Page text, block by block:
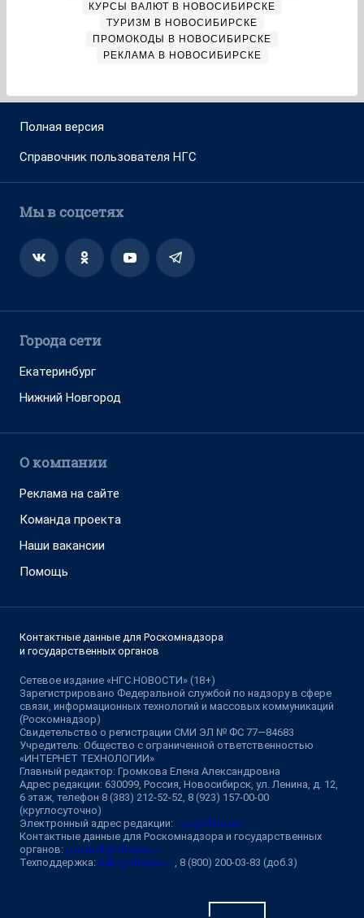
КУРСЫ ВАЛЮТ В НОВОСИБИРСКЕ
ТУРИЗМ В НОВОСИБИРСКЕ
ПРОМОКОДЫ В НОВОСИБИРСКЕ
РЕКЛАМА В НОВОСИБИРСКЕ
Полная версия
Справочник пользователя НГС
Мы в соцсетях
Города сети
Екатеринбург
Нижний Новгород
О компании
Реклама на сайте
Команда проекта
Наши вакансии
Помощь
Контактные данные для Роскомнадзора
и государственных органов
Сетевое издание «НГС.НОВОСТИ» (18+)
Зарегистрировано Федеральной службой по надзору в сфере
связи, информационных технологий и массовых коммуникаций
(Роскомнадзор)
Свидетельство о регистрации СМИ ЭЛ № ФС 77—84683
Учредитель: Общество с ограниченной ответственностью
«ИНТЕРНЕТ ТЕХНОЛОГИИ»
Главный редактор: Громкова Елена Александровна
Адрес редакции: 630099, Россия, Новосибирск, ул. Ленина, д. 12,
6 этаж, телефон 8 (383) 212-52-52, 8 (923) 157-00-00
(круглосуточно)
Электронный адрес редакции: ngs@shkulev.ru
Контактные данные для Роскомнадзора и государственных
органов: juristnsk@shkulev.ru
Техподдержка: help@shkulev.ru, 8 (800) 200-03-83 (доб.3)